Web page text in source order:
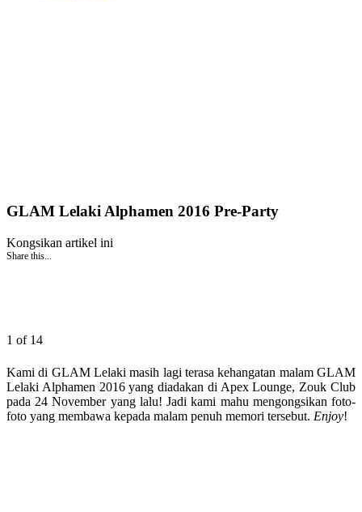
GLAM Lelaki Alphamen 2016 Pre-Party
Kongsikan artikel ini
Share this...
1 of 14
Kami di GLAM Lelaki masih lagi terasa kehangatan malam GLAM
Lelaki Alphamen 2016 yang diadakan di Apex Lounge, Zouk Club
pada 24 November yang lalu! Jadi kami mahu mengongsikan foto-
foto yang membawa kepada malam penuh memori tersebut. Enjoy!